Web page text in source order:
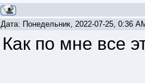
Дата: Понедельник, 2022-07-25, 0:36
Как по мне все